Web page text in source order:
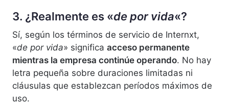
3. ¿Realmente es «de por vida«?
Sí, según los términos de servicio de Internxt,
«de por vida» significa acceso permanente
mientras la empresa continúe operando. No hay
letra pequeña sobre duraciones limitadas ni
cláusulas que establezcan períodos máximos de
uso.